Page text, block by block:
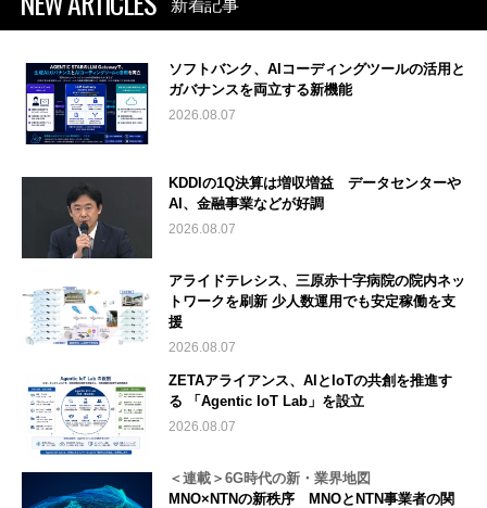
新着記事
ソフトバンク、AIコーディングツールの活用と
ガバナンスを両立する新機能
2026.08.07
KDDIの1Q決算は増収増益 データセンターや
AI、金融事業などが好調
2026.08.07
アライドテレシス、三原赤十字病院の院内ネッ
トワークを刷新 少人数運用でも安定稼働を支
援
2026.08.07
ZETAアライアンス、AIとIoTの共創を推進す
る 「Agentic IoT Lab」を設立
2026.08.07
＜連載＞6G時代の新・業界地図
MNO×NTNの新秩序 MNOとNTN事業者の関